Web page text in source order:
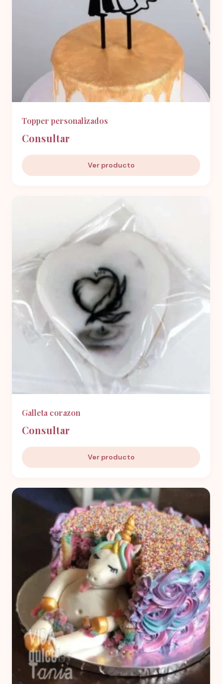
Topper personalizados
Consultar
Ver producto
Galleta corazon
Consultar
Ver producto